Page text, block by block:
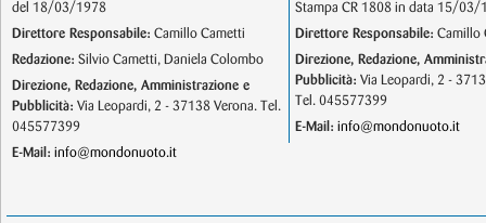
del 18/03/1978
Direttore Responsabile: Camillo Cametti
Redazione: Silvio Cametti, Daniela Colombo
Direzione, Redazione, Amministrazione e
Pubblicità: Via Leopardi, 2 - 37138 Verona. Tel.
045577399
E-Mail: info@mondonuoto.it
Stampa CR 1808 in data 15/03/
Direttore Responsabile: Camillo
Direzione, Redazione,
Pubblicità: Via Leopardi, 2 -
Tel. 045577399
E-Mail: info@mondonuoto.it